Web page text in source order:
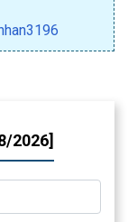
2026]